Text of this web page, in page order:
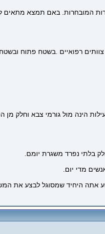
המובחרות. באם תמצא מתאים
רפואיים .בשטח פתוח ובשטח
הינה מול גורמי צבא וחלק מן
בלתי נפרד משגרת יומם.
מדי יום.
אתה היחיד שמסוגל לבצע את